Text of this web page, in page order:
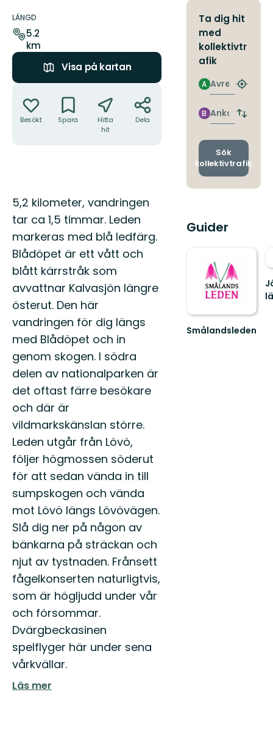
om
leden
LÄNGD
5.2
km
Visa på kartan
Besökt Spara
Hitta
hit
Dela
Beskrivning
5,2 kilometer, vandringen
tar ca 1,5 timmar. Leden
markeras med blå ledfärg.
Blådöpet är ett vått och
blått kärrstråk som
avvattnar Kalvasjön längre
österut. Den här
vandringen för dig längs
med Blådöpet och in
genom skogen. I södra
delen av nationalparken är
det oftast färre besökare
och där är
vildmarkskänslan större.
Leden utgår från Lövö,
följer högmossen söderut
för att sedan vända in till
sumpskogen och vända
mot Lövö längs Lövövägen.
Slå dig ner på någon av
bänkarna på sträckan och
njut av tystnaden. Frånsett
fågelkonserten naturligtvis,
som är högljudd under vår
och försommar.
Dvärgbeckasinen
spelflyger här under sena
vårkvällar.
Läs mer
Ta dig hit
med
kollektivtr
afik
Avresa
A
Hitta
Ankomst
B
Byt
och
Sök
kollektivtrafik
Guider
Smålandsleden